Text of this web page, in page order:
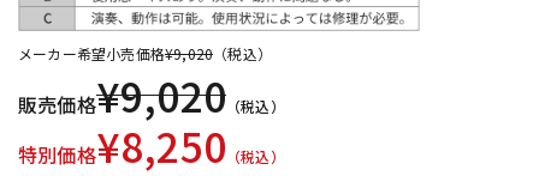
メーカー希望小売価格¥9,020 （税込）
販売価格¥9,020 （税込）
特別価格¥8,250 （税込）